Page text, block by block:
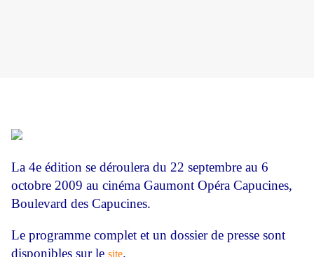
La 4e édition se déroulera du 22 septembre au 6
octobre 2009 au cinéma Gaumont Opéra Capucines,
Boulevard des Capucines.
Le programme complet et un dossier de presse sont
disponibles sur le site.